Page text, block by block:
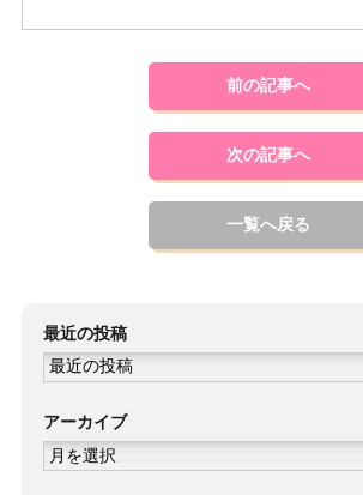
前の記事へ
次の記事へ
一覧へ戻る
最近の投稿
アーカイブ
ア
ー
カ